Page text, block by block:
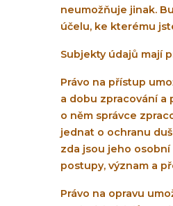
neumožňuje jinak.
účelu, ke kterému
Subjekty údajů mají
Právo na přístup
a dobu zpracování a
o něm správce
jednat o ochranu
zda jsou jeho
postupy, význam a
Právo na opravu